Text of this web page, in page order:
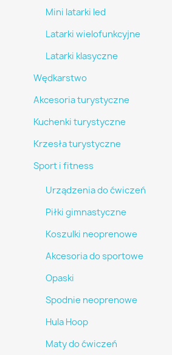
Mini latarki led
Latarki wielofunkcyjne
Latarki klasyczne
Wędkarstwo
Akcesoria turystyczne
Kuchenki turystyczne
Krzesła turystyczne
Sport i fitness
Urządzenia do ćwiczeń
Piłki gimnastyczne
Koszulki neoprenowe
Akcesoria do sportowe
Opaski
Spodnie neoprenowe
Hula Hoop
Maty do ćwiczeń